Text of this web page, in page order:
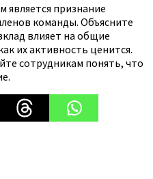
признание
команды. Объясните
влияет на общие
их активность ценится.
сотрудникам понять, что